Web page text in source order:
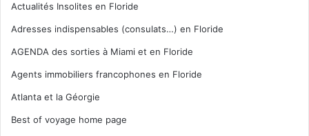
Actualités Insolites en Floride
Adresses indispensables (consulats…) en Floride
AGENDA des sorties à Miami et en Floride
Agents immobiliers francophones en Floride
Atlanta et la Géorgie
Best of voyage home page